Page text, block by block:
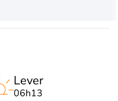
Lever
06h13